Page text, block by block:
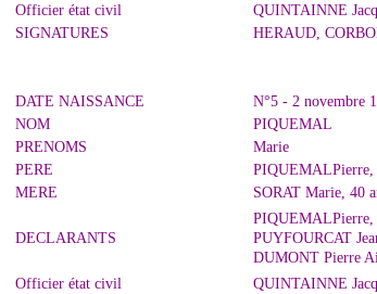
Officier état civil
QUINTAINNE
SIGNATURES
HERAUD,
DATE NAISSANCE
N°5 - 2 novembre
NOM
PIQUEMAL
PRENOMS
Marie
PERE
PIQUEMALPierre,
MERE
SORAT Marie, 40
DECLARANTS
PIQUEMALPierre,
PUYFOURCAT
DUMONT Pierre
Officier état civil
QUINTAINNE